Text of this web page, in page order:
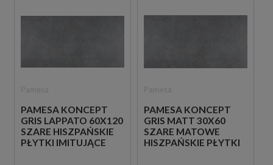
PAMESA KONCEPT
GRIS LAPPATO 60X120
SZARE HISZPAŃSKIE
PŁYTKI IMITUJĄCE
PAMESA KONCEPT
GRIS MATT 30X60
SZARE MATOWE
HISZPAŃSKIE PŁYTKI